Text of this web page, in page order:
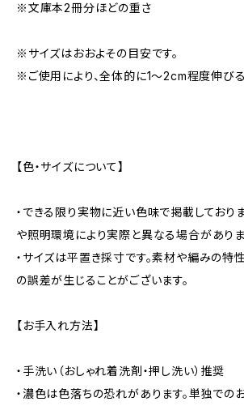
※文庫本2冊分ほどの重さ
※サイズはおおよその目安です。
※ご使用により、全体的に1〜2cm程度伸びる
【色・サイズについて】
・できる限り実物に近い色味で掲載しており
や照明環境により実際と異なる場合がありま
・サイズは平置き採寸です。素材や編みの特
の誤差が生じることがございます。
【お手入れ方法】
・手洗い（おしゃれ着洗剤・押し洗い）推奨
・濃色は色落ちの恐れがあります。単独での